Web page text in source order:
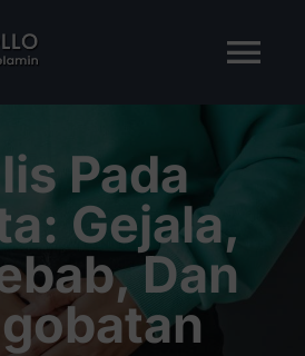
Pada
Gejala,
Dan